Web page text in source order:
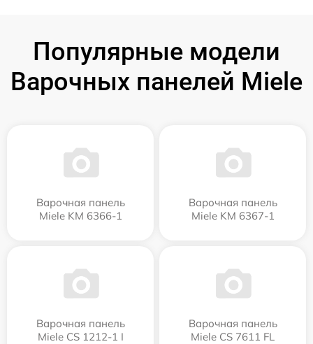
Популярные модели
Варочных панелей Miele
Варочная панель
Miele KM 6366-1
Варочная панель
Miele KM 6367-1
Варочная панель
Miele CS 1212-1 I
Варочная панель
Miele CS 7611 FL